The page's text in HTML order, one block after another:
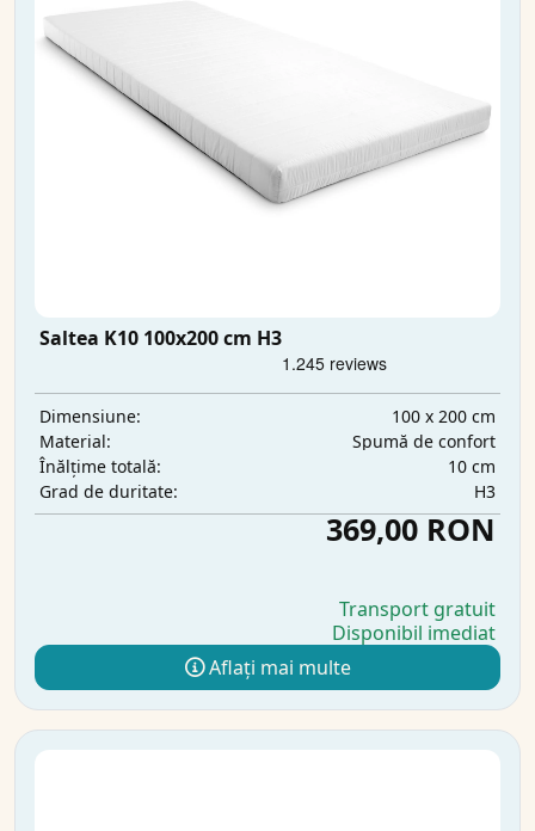
Saltea K10 100x200 cm H3
Dimensiune:
100 x 200 cm
Material:
Spumă de confort
Înălțime totală:
10 cm
Grad de duritate:
H3
369,00 RON
Transport gratuit
Disponibil imediat
Aflați mai multe